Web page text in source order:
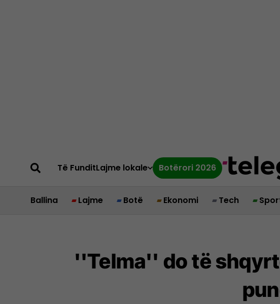
Të FunditLajme lokale Botërori 2026
Ballina Lajme Botë Ekonomi Tech
''Telma'' do të